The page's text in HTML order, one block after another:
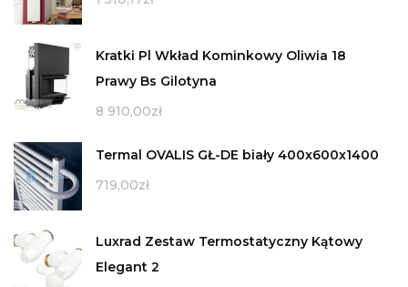
Kratki Pl Wkład Kominkowy Oliwia 18
Prawy Bs Gilotyna
8 910,00zł
Termal OVALIS GŁ-DE biały 400x600x1400
719,00zł
Luxrad Zestaw Termostatyczny Kątowy
Elegant 2